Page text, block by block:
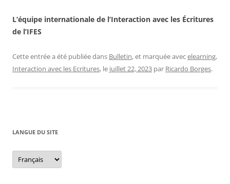
L’équipe internationale de l’Interaction avec les Écritures
de l’IFES
Cette entrée a été publiée dans Bulletin, et marquée avecelearning,
Interaction avec les Ecritures, le juillet 22, 2023 par Ricardo Borges.
LANGUE DU SITE
Langue
du
site